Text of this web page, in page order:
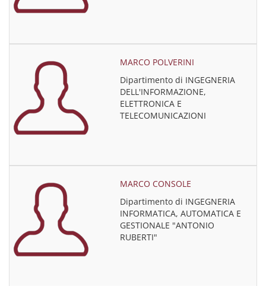
MARCO POLVERINI
Dipartimento di INGEGNERIA
DELL'INFORMAZIONE,
ELETTRONICA E
TELECOMUNICAZIONI
MARCO CONSOLE
Dipartimento di INGEGNERIA
INFORMATICA, AUTOMATICA E
GESTIONALE "ANTONIO
RUBERTI"